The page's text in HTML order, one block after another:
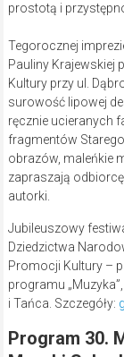
prostotą i
Tegorocznej
Pauliny Krajewskiej
Kultury przy ul.
surowość lipowej
ręcznie ucieranych
fragmentów
obrazów, maleńkie
zapraszają
autorki.
Jubileuszowy
Dziedzictwa
Promocji Kultury –
programu
i Tańca. Szczegóły:
Program 30.